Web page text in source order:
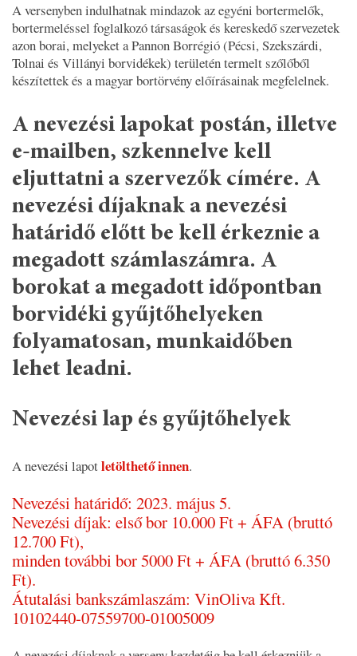
A versenyben indulhatnak mindazok az egyéni bortermelők,
bortermeléssel foglalkozó társaságok és kereskedő szervezetek
azon borai, melyeket a Pannon Borrégió (Pécsi, Szekszárdi,
Tolnai és Villányi borvidékek) területén termelt szőlőből
készítettek és a magyar bortörvény előírásainak megfelelnek.
A nevezési lapokat postán, illetve
e-mailben, szkennelve kell
eljuttatni a szervezők címére. A
nevezési díjaknak a nevezési
határidő előtt be kell érkeznie a
megadott számlaszámra. A
borokat a megadott időpontban
borvidéki gyűjtőhelyeken
folyamatosan, munkaidőben
lehet leadni.
Nevezési lap és gyűjtőhelyek
A nevezési lapotletölthető innen.
Nevezési határidő: 2023. május 5.
Nevezési díjak: első bor 10.000 Ft + ÁFA (bruttó
12.700 Ft),
minden további bor 5000 Ft + ÁFA (bruttó 6.350
Ft).
Átutalási bankszámlaszám: VinOliva Kft.
10102440-07559700-01005009